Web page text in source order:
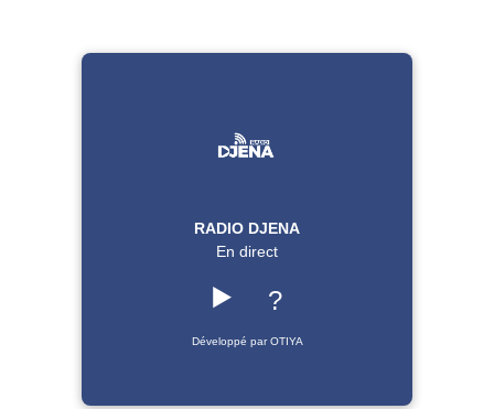
RADIO DJENA
En direct
▶️ ?
Développé par OTIYA